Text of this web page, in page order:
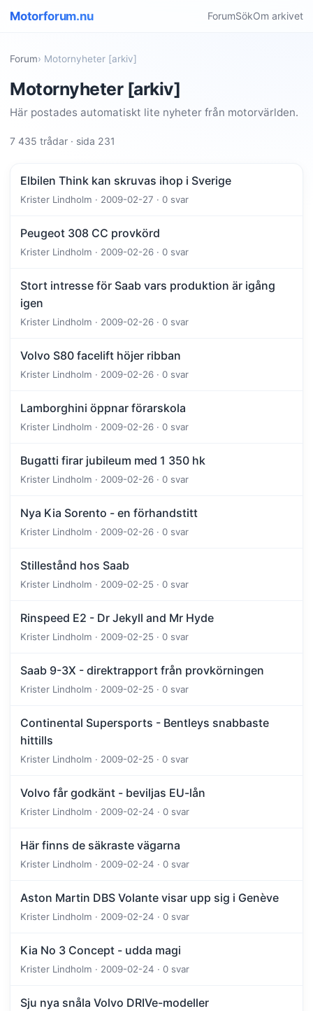
Motorforum.nu ForumSökOm arkivet
Forum› Motornyheter [arkiv]
Motornyheter [arkiv]
Här postades automatiskt lite nyheter från motorvärlden.
7 435 trådar · sida 231
Elbilen Think kan skruvas ihop i Sverige
Krister Lindholm · 2009-02-27 · 0 svar
Peugeot 308 CC provkörd
Krister Lindholm · 2009-02-26 · 0 svar
Stort intresse för Saab vars produktion är igång
igen
Krister Lindholm · 2009-02-26 · 0 svar
Volvo S80 facelift höjer ribban
Krister Lindholm · 2009-02-26 · 0 svar
Lamborghini öppnar förarskola
Krister Lindholm · 2009-02-26 · 0 svar
Bugatti firar jubileum med 1 350 hk
Krister Lindholm · 2009-02-26 · 0 svar
Nya Kia Sorento - en förhandstitt
Krister Lindholm · 2009-02-26 · 0 svar
Stillestånd hos Saab
Krister Lindholm · 2009-02-25 · 0 svar
Rinspeed E2 - Dr Jekyll and Mr Hyde
Krister Lindholm · 2009-02-25 · 0 svar
Saab 9-3X - direktrapport från provkörningen
Krister Lindholm · 2009-02-25 · 0 svar
Continental Supersports - Bentleys snabbaste
hittills
Krister Lindholm · 2009-02-25 · 0 svar
Volvo får godkänt - beviljas EU-lån
Krister Lindholm · 2009-02-24 · 0 svar
Här finns de säkraste vägarna
Krister Lindholm · 2009-02-24 · 0 svar
Aston Martin DBS Volante visar upp sig i Genève
Krister Lindholm · 2009-02-24 · 0 svar
Kia No 3 Concept - udda magi
Krister Lindholm · 2009-02-24 · 0 svar
Sju nya snåla Volvo DRIVe-modeller